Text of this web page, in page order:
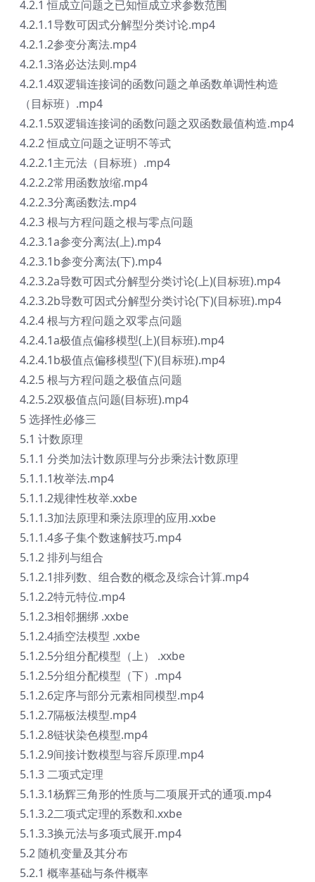
4.2.1 恒成立问题之已知恒成立求参数范围
4.2.1.1导数可因式分解型分类讨论.mp4
4.2.1.2参变分离法.mp4
4.2.1.3洛必达法则.mp4
4.2.1.4双逻辑连接词的函数问题之单函数单调性构造
（目标班）.mp4
4.2.1.5双逻辑连接词的函数问题之双函数最值构造.mp4
4.2.2 恒成立问题之证明不等式
4.2.2.1主元法（目标班）.mp4
4.2.2.2常用函数放缩.mp4
4.2.2.3分离函数法.mp4
4.2.3 根与方程问题之根与零点问题
4.2.3.1a参变分离法(上).mp4
4.2.3.1b参变分离法(下).mp4
4.2.3.2a导数可因式分解型分类讨论(上)(目标班).mp4
4.2.3.2b导数可因式分解型分类讨论(下)(目标班).mp4
4.2.4 根与方程问题之双零点问题
4.2.4.1a极值点偏移模型(上)(目标班).mp4
4.2.4.1b极值点偏移模型(下)(目标班).mp4
4.2.5 根与方程问题之极值点问题
4.2.5.2双极值点问题(目标班).mp4
5 选择性必修三
5.1 计数原理
5.1.1 分类加法计数原理与分步乘法计数原理
5.1.1.1枚举法.mp4
5.1.1.2规律性枚举.xxbe
5.1.1.3加法原理和乘法原理的应用.xxbe
5.1.1.4多子集个数速解技巧.mp4
5.1.2 排列与组合
5.1.2.1排列数、组合数的概念及综合计算.mp4
5.1.2.2特元特位.mp4
5.1.2.3相邻捆绑 .xxbe
5.1.2.4插空法模型 .xxbe
5.1.2.5分组分配模型（上） .xxbe
5.1.2.5分组分配模型（下）.mp4
5.1.2.6定序与部分元素相同模型.mp4
5.1.2.7隔板法模型.mp4
5.1.2.8链状染色模型.mp4
5.1.2.9间接计数模型与容斥原理.mp4
5.1.3 二项式定理
5.1.3.1杨辉三角形的性质与二项展开式的通项.mp4
5.1.3.2二项式定理的系数和.xxbe
5.1.3.3换元法与多项式展开.mp4
5.2 随机变量及其分布
5.2.1 概率基础与条件概率